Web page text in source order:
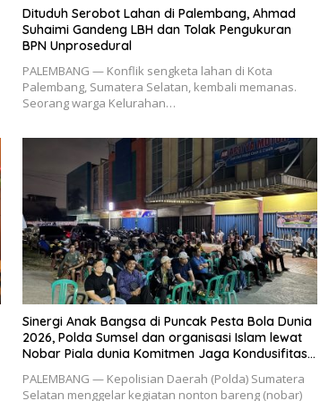
Dituduh Serobot Lahan di Palembang, Ahmad
Suhaimi Gandeng LBH dan Tolak Pengukuran
BPN Unprosedural
PALEMBANG — Konflik sengketa lahan di Kota
Palembang, Sumatera Selatan, kembali memanas.
Seorang warga Kelurahan…
Sinergi Anak Bangsa di Puncak Pesta Bola Dunia
2026, Polda Sumsel dan organisasi Islam lewat
Nobar Piala dunia Komitmen Jaga Kondusifitas
PALEMBANG — Kepolisian Daerah (Polda) Sumatera
Selatan menggelar kegiatan nonton bareng (nobar)